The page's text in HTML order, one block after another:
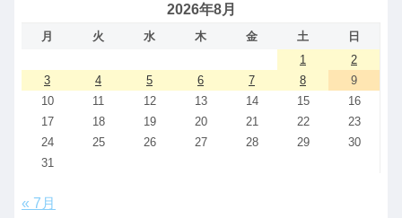
2026年8月
月 火 水 木 金 土
日
1
2
3
4 5 6 7 8
9
10
11 12 13 14 15
16
17
18 19 20 21 22
23
24
25 26 27 28 29
30
31
« 7月